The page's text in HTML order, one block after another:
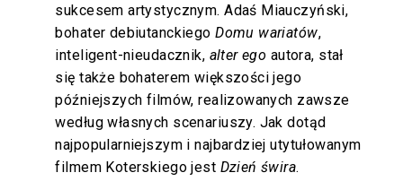
sukcesem artystycznym. Adaś Miauczyński,
bohater debiutanckiegoDomu wariatów,
inteligent-nieudacznik, alter ego autora, stał
się także bohaterem większości jego
późniejszych filmów, realizowanych zawsze
według własnych scenariuszy. Jak dotąd
najpopularniejszym i najbardziej utytułowanym
filmem Koterskiego jest Dzień świra.